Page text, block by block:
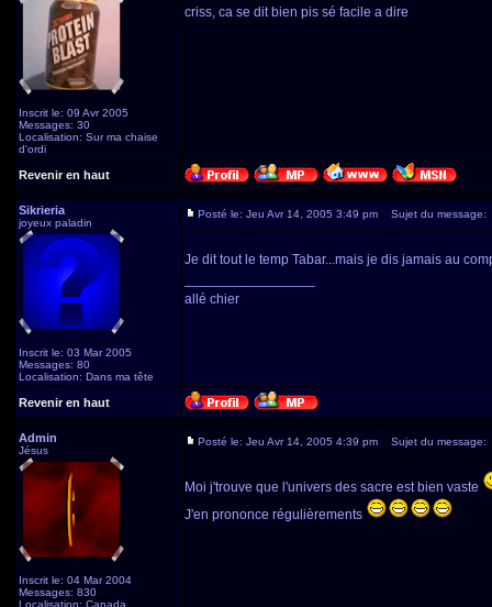
Inscrit le: 09 Avr 2005
Messages: 30
Localisation: Sur ma chaise
d'ordi
criss, ca se dit bien pis sé facile a dire
Revenir en haut
Sikrieria
joyeux paladin
Inscrit le: 03 Mar 2005
Messages: 80
Localisation: Dans ma tête
Posté le: Jeu Avr 14, 2005 3:49 pm Sujet du message:
Je dit tout le temp Tabar...mais je dis jamais au
allé chier
Revenir en haut
Admin
Jésus
Inscrit le: 04 Mar 2004
Messages: 830
Localisation: Canada
Posté le: Jeu Avr 14, 2005 4:39 pm Sujet du message:
Moi j'trouve que l'univers des sacre est bien vaste
J'en prononce régulièrements